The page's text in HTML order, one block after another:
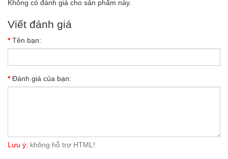
Không có đánh giá cho sản phẩm này.
Viết đánh giá
Tên bạn:
Đánh giá của bạn:
Lưu ý: không hỗ trợ HTML!